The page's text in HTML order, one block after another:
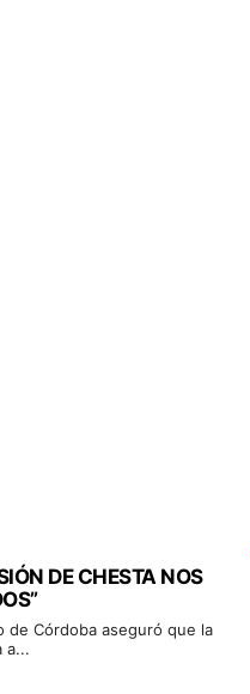
DE CHESTA NOS
de Córdoba aseguró que la
a...